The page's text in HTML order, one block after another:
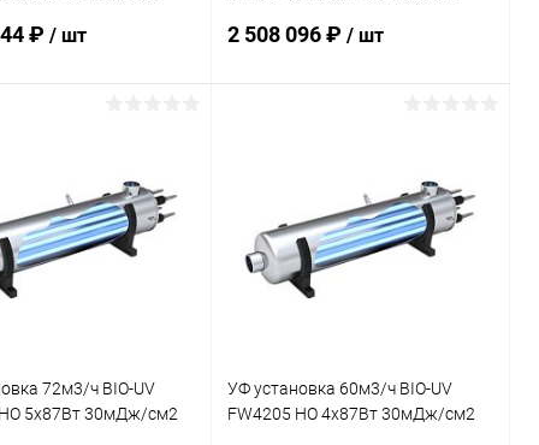
₽ / шт
В наличии
2 508 096 ₽/ шт
К сравнению Под заказ
72м3/ч BIO-UV
5х87Вт 30мДж/см2
УФ установка 60м3/ч BIO-UV
FW4205 HO 4х87Вт 30мДж/см2